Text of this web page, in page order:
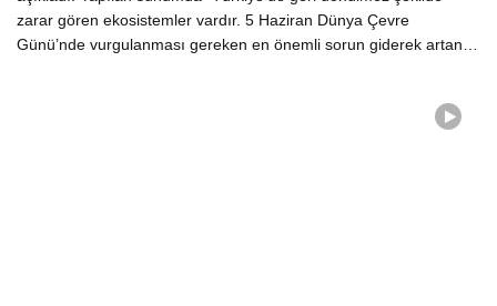
zarar gören ekosistemler vardır. 5 Haziran Dünya Çevre
Günü’nde vurgulanması gereken en önemli sorun giderek artan…